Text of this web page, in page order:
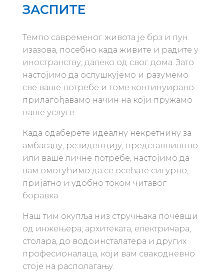
ЗАСПИТЕ
Темпо савременог живота је брз и пун
изазова, посебно када живите и радите у
иностранству, далеко од свог дома. Зато
настојимо да ослушкујемо и разумемо
све ваше потребе и томе континуирано
прилагођавамо начин на који пружамо
наше услуге.
Када одаберете идеалну некретнину за
амбасаду, резиденцију, представништво
или ваше личне потребе, настојимо да
вам омогућимо да се осећате сигурно,
пријатно и удобно током читавог
боравка.
Наш тим окупља низ стручњака почевши
од инжењера, архитеката, електричара,
столара, до водоинсталатера и других
професионалаца, који вам свакодневно
стоје на располагању.